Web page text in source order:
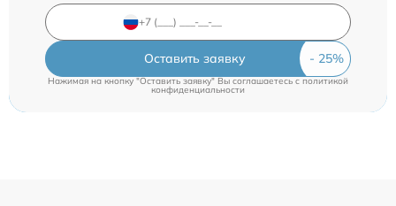
Оставить заявку
Нажимая на кнопку "Оставить заявку" Вы соглашаетесь cполитикой
конфиденциальности